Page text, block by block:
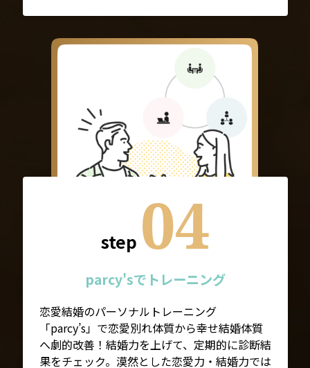
step 04
parcy'sでトレーニング
恋愛結婚のパーソナルトレーニング
「parcy’s」で恋愛別れ体質から幸せ結婚体質
へ劇的改善！結婚力を上げて、定期的に診断結
果をチェック。漠然とした恋愛力・結婚力では